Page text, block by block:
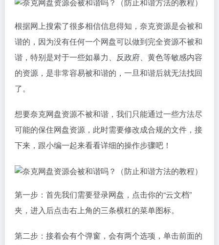
根据网上搜索了很多相信信息得知，奈克资源是会被和
谐的，因为没有任何一个网盘可以做到完全资源不被和
谐，特别是对于一些如暴力、反政府、黄色等敏感内容
的资源，是非常容易被和谐的，一旦和谐后就无法找回
了。
想要奈克网盘资源不被和谐，我们只能通过一些方法尽
可能的保住网盘资源，此时需要修改成合规的文件，接
下来，跟小编一起来看看详细的操作步骤吧！
第一步：首先我们需要登录网盘，点击你的“云文档”
夹，进入后点击右上角的三条横杠的菜单图标。
第二步：接着会有个弹窗，会有两个选项，单击前面的